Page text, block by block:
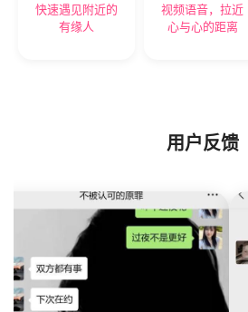
快速遇见附近的
有缘人
视频语音，拉近
心与心的距离
用户反馈